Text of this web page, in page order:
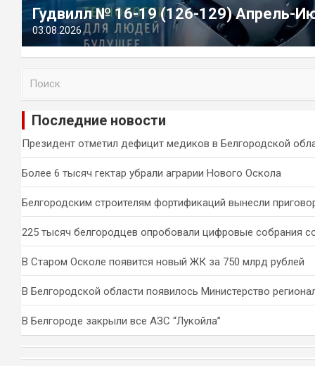
Гудвилл № 16-19 (126-129) Апрель-
03.08.2026
и
Последние новости
Президент отметил дефицит медиков в Белгородской
Более 6 тысяч гектар убрали аграрии Нового Оскола
Белгородским строителям фортификаций вынесли
225 тысяч белгородцев опробовали цифровые собрания
В Старом Осколе появится новый ЖК за 750 млрд рублей
В Белгородской области появилось Министерство
В Белгороде закрыли все АЗС “Лукойла”